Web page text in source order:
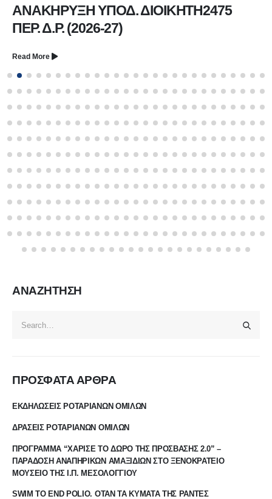
TO BHMA TOY ΡΟΤΑΡΑΚΤ
ΔΡΑΣΕΙΣ ΡΟΤΑΡΙΑΝΩΝ ΟΜΙΛΩΝ
ΠΡΟΓΡΑΜΜΑ “ΧΑΡΙΣΕ ΤΟ ΔΩΡΟ ΤΗΣ ΠΡΟΣΒΑΣΗΣ 2.0” –
SWIM TO END POLIO. ΟΤΑΝ ΤΑ ΚΥΜΑΤΑ ΤΗΣ ΡΑΝΤΕΣ
ΜΕΤΑΦΕΡΟΥΝ ΤΗΝ ΕΛΠΙΔΑ ΓΙΑ ΕΝΑΝ ΚΟΣΜΟ ΧΩΡΙΣ